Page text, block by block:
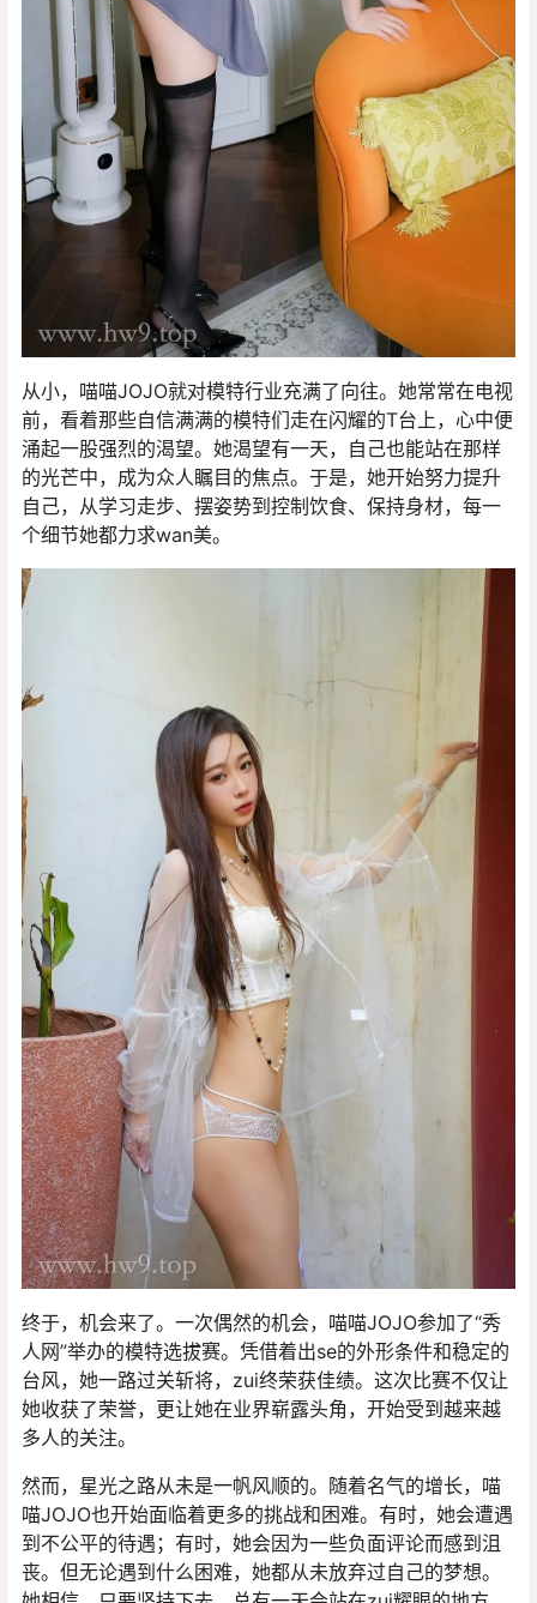
从小，喵喵JOJO就对模特行业充满了向往。她常常在电视
前，看着那些自信满满的模特们走在闪耀的T台上，心中便
涌起一股强烈的渴望。她渴望有一天，自己也能站在那样
的光芒中，成为众人瞩目的焦点。于是，她开始努力提升
自己，从学习走步、摆姿势到控制饮食、保持身材，每一
个细节她都力求wan美。
终于，机会来了。一次偶然的机会，喵喵JOJO参加了“秀
人网”举办的模特选拔赛。凭借着出se的外形条件和稳定的
台风，她一路过关斩将，zui终荣获佳绩。这次比赛不仅让
她收获了荣誉，更让她在业界崭露头角，开始受到越来越
多人的关注。
然而，星光之路从未是一帆风顺的。随着名气的增长，喵
喵JOJO也开始面临着更多的挑战和困难。有时，她会遭遇
到不公平的待遇；有时，她会因为一些负面评论而感到沮
丧。但无论遇到什么困难，她都从未放弃过自己的梦想。